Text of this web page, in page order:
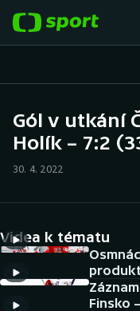
Hokej
Cyklistika
DALŠÍ SPORTY
Gól v utkání
Holík – 7:2
30. 4. 2022
Videa k tématu
Finsko